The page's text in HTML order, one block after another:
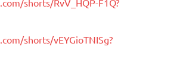
shorts/vEYGioTNISg?